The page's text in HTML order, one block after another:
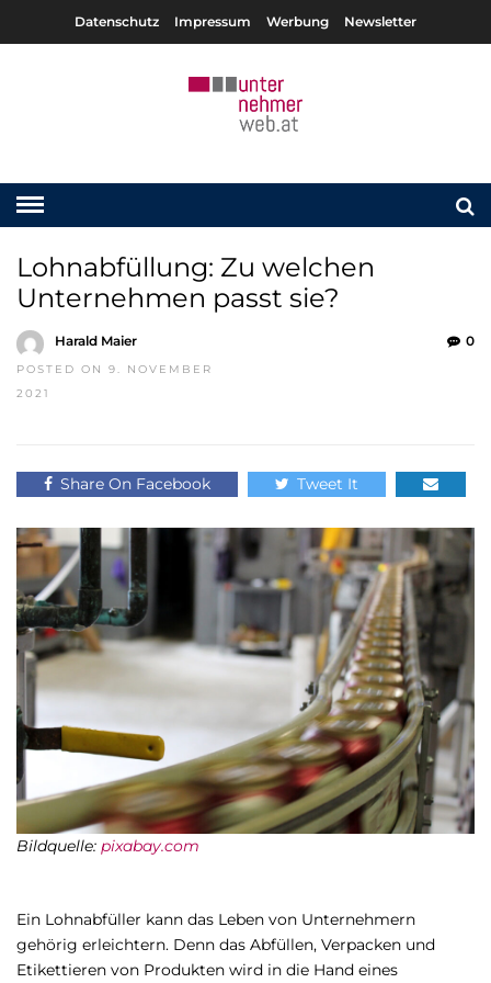
Datenschutz Impressum Werbung Newsletter
Lohnabfüllung: Zu welchen
Unternehmen passt sie?
Harald Maier
POSTED ON 9. NOVEMBER
2021
0
Share On Facebook Tweet It
Bildquelle: pixabay.com
Ein Lohnabfüller kann das Leben von Unternehmern
gehörig erleichtern. Denn das Abfüllen, Verpacken und
Etikettieren von Produkten wird in die Hand eines